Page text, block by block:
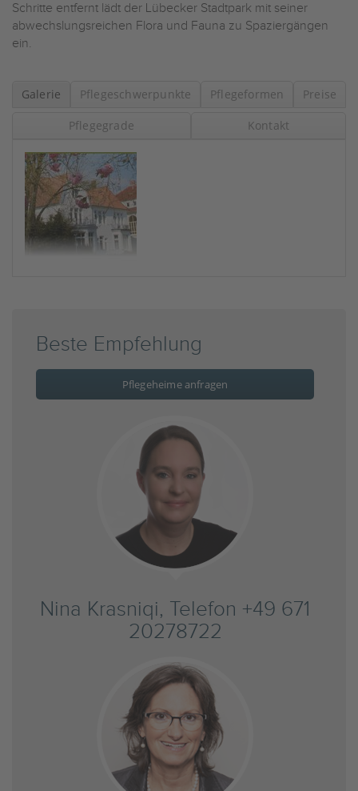
Schritte entfernt lädt der Lübecker Stadtpark mit seiner
abwechslungsreichen Flora und Fauna zu Spaziergängen
ein.
Galerie Pflegeschwerpunkte Pflegeformen Preise
Pflegegrade Kontakt
Beste Empfehlung
Pflegeheime anfragen
Nina Krasniqi, Telefon +49 671
20278722